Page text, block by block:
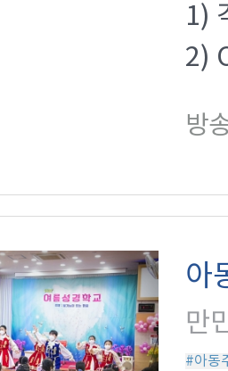
1)
2)
방
아
만
#아동